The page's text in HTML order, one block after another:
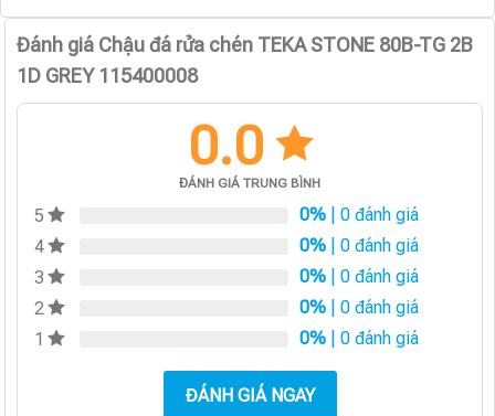
Đánh giá Chậu đá rửa chén TEKA STONE 80B-TG 2B
1D GREY 115400008
0.0
ĐÁNH GIÁ TRUNG BÌNH
5 0% | 0 đánh giá
4
0% | 0 đánh giá
3
0% | 0 đánh giá
2
0% | 0 đánh giá
1
0% | 0 đánh giá
ĐÁNH GIÁ NGAY